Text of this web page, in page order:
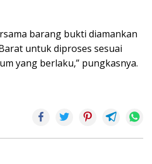
barang bukti diamankan
untuk diproses sesuai
yang berlaku,” pungkasnya.